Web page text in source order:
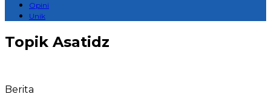
Opini
Unik
Topik Asatidz
Berita